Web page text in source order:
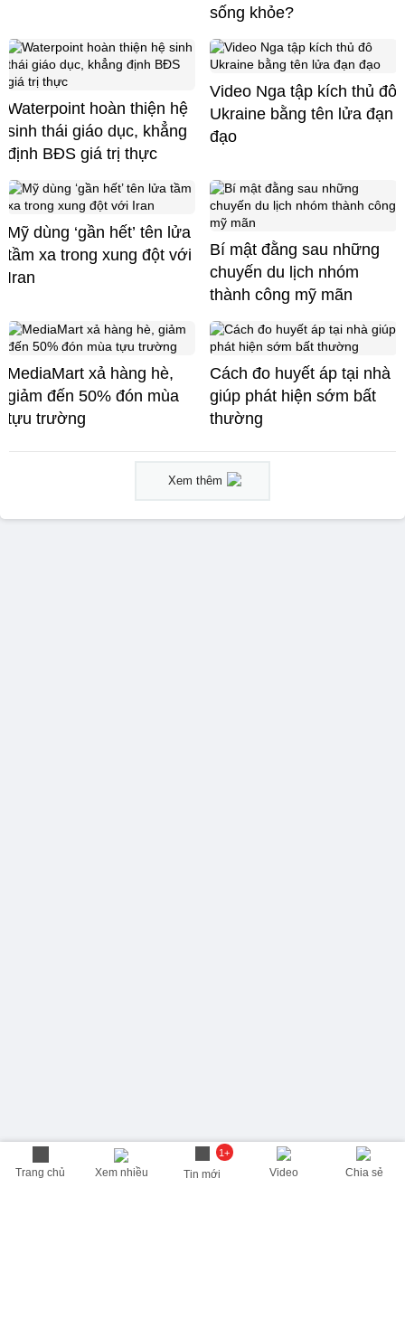
Trang chủ Xem nhiều
1+
Tin mới Video Chia sẻ
sống khỏe?
Waterpoint hoàn thiện hệ
sinh thái giáo dục, khẳng
định BĐS giá trị thực
Video Nga tập kích thủ đô
Ukraine bằng tên lửa đạn
đạo
Mỹ dùng ‘gần hết’ tên lửa
tầm xa trong xung đột với
Iran
Bí mật đằng sau những
chuyến du lịch nhóm
thành công mỹ mãn
MediaMart xả hàng hè,
giảm đến 50% đón mùa
tựu trường
Cách đo huyết áp tại nhà
giúp phát hiện sớm bất
thường
Xem thêm